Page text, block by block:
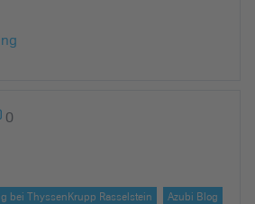
0
bei ThyssenKrupp Rasselstein Azubi Blog